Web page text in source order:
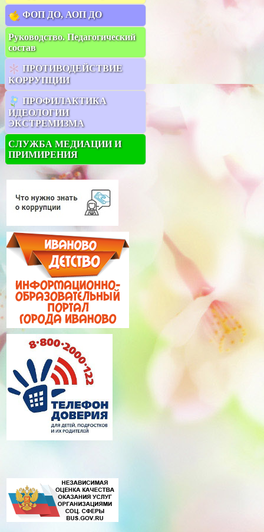
ФОП ДО, АОП ДО
Руководство. Педагогический
состав
ПРОТИВОДЕЙСТВИЕ
КОРРУПЦИИ
ПРОФИЛАКТИКА
ИДЕОЛОГИИ
ЭКСТРЕМИЗМА
СЛУЖБА МЕДИАЦИИ И
ПРИМИРЕНИЯ